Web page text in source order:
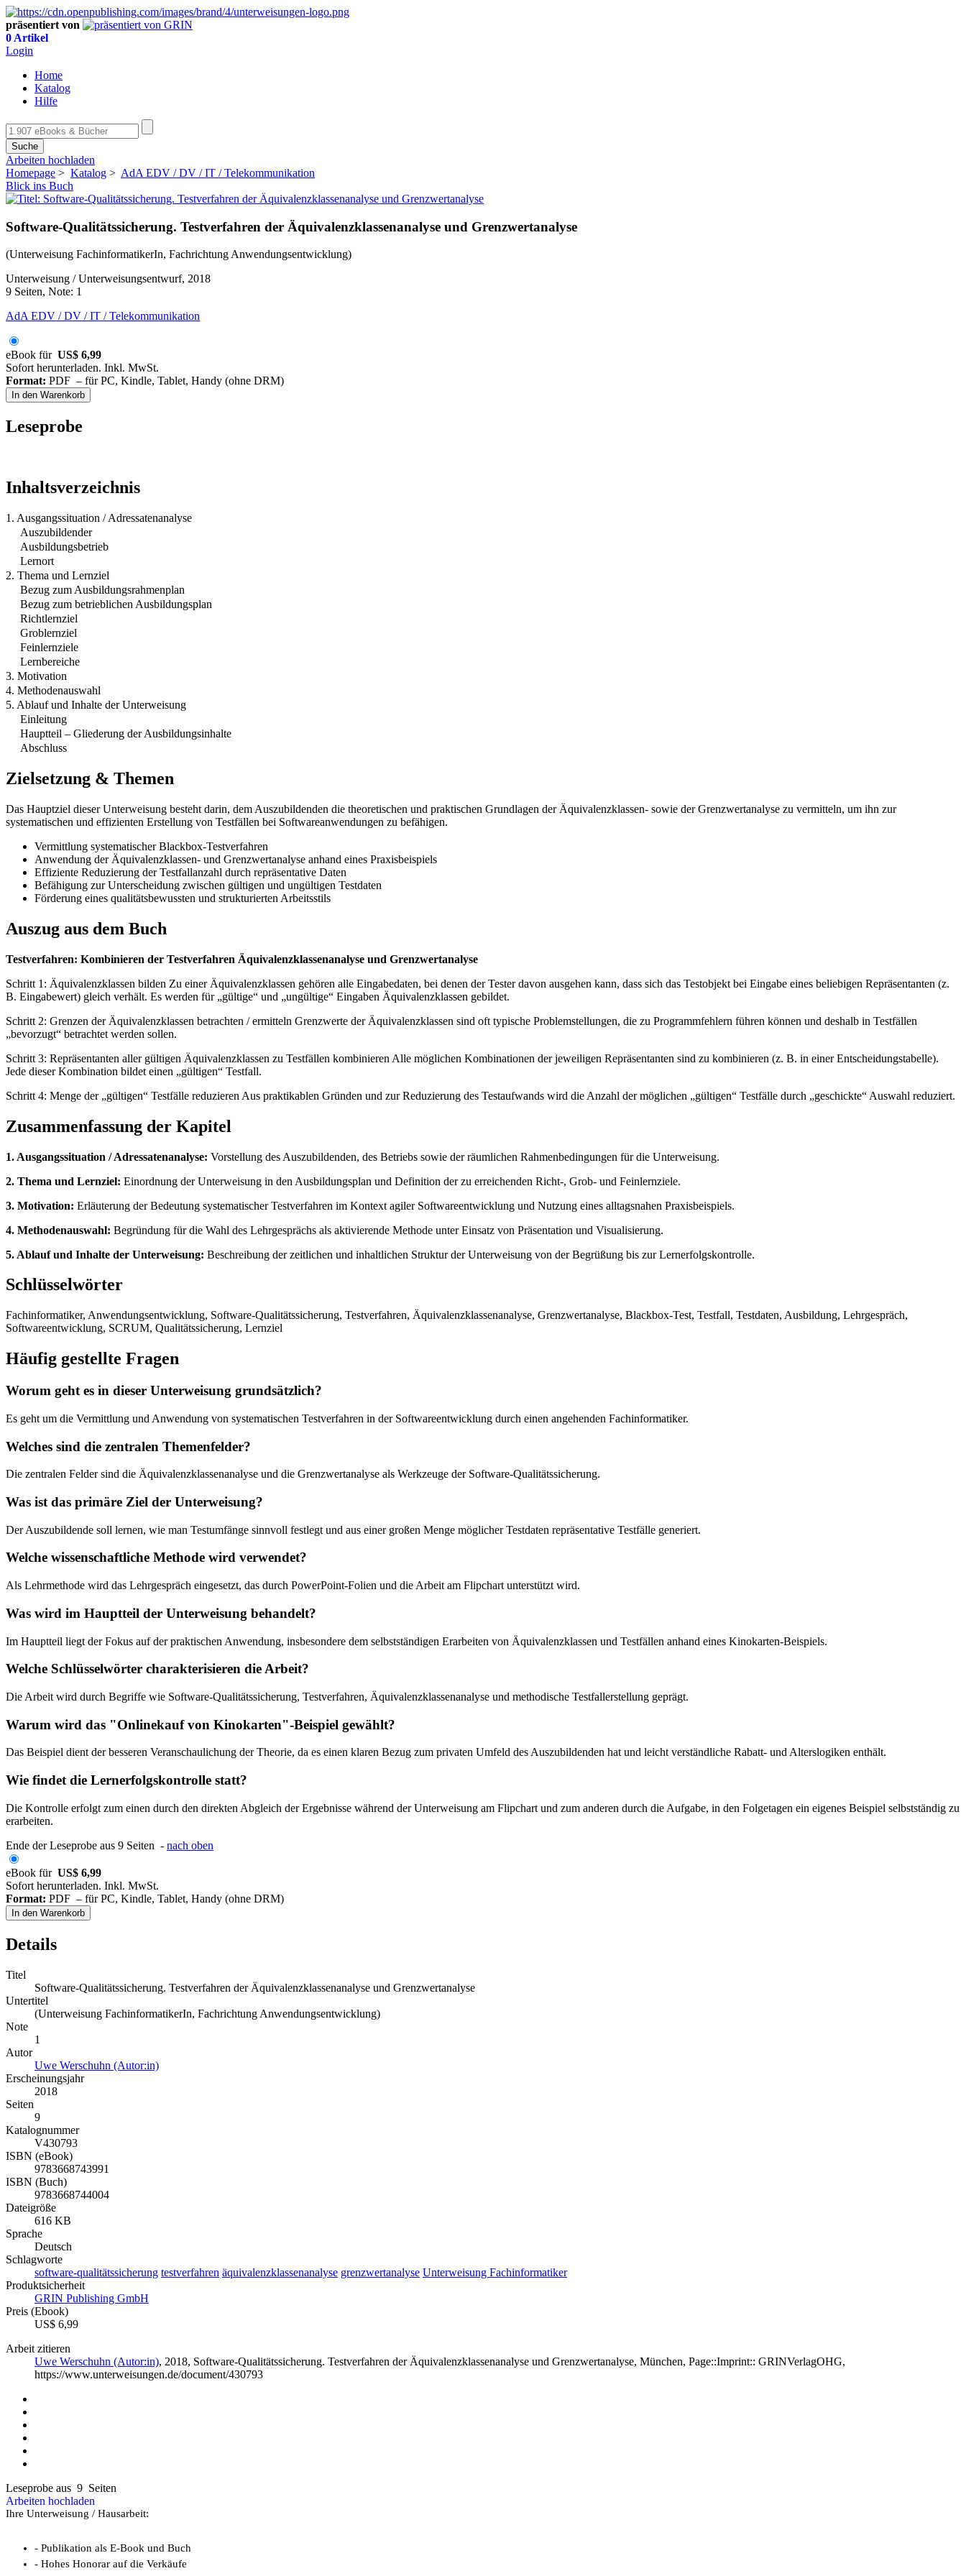
präsentiert von
0 Artikel
Login
Home
Katalog
Hilfe
Suche
Arbeiten hochladen
Homepage > Katalog > AdA EDV / DV / IT / Telekommunikation
Blick ins Buch
Software-Qualitätssicherung. Testverfahren der Äquivalenzklassenanalyse und Grenzwertanalyse
(Unterweisung FachinformatikerIn, Fachrichtung Anwendungsentwicklung)
Unterweisung / Unterweisungsentwurf, 2018
9 Seiten, Note: 1
AdA EDV / DV / IT / Telekommunikation
eBook für US$ 6,99
Sofort herunterladen. Inkl. MwSt.
Format: PDF – für PC, Kindle, Tablet, Handy (ohne DRM)
In den Warenkorb
Leseprobe
Inhaltsverzeichnis
1. Ausgangssituation / Adressatenanalyse
Auszubildender
Ausbildungsbetrieb
Lernort
2. Thema und Lernziel
Bezug zum Ausbildungsrahmenplan
Bezug zum betrieblichen Ausbildungsplan
Richtlernziel
Groblernziel
Feinlernziele
Lernbereiche
3. Motivation
4. Methodenauswahl
5. Ablauf und Inhalte der Unterweisung
Einleitung
Hauptteil – Gliederung der Ausbildungsinhalte
Abschluss
Zielsetzung & Themen
Das Hauptziel dieser Unterweisung besteht darin, dem Auszubildenden die theoretischen und praktischen Grundlagen der Äquivalenzklassen- sowie der Grenzwertanalyse zu vermitteln, um ihn zur
systematischen und effizienten Erstellung von Testfällen bei Softwareanwendungen zu befähigen.
Vermittlung systematischer Blackbox-Testverfahren
Anwendung der Äquivalenzklassen- und Grenzwertanalyse anhand eines Praxisbeispiels
Effiziente Reduzierung der Testfallanzahl durch repräsentative Daten
Befähigung zur Unterscheidung zwischen gültigen und ungültigen Testdaten
Förderung eines qualitätsbewussten und strukturierten Arbeitsstils
Auszug aus dem Buch
Testverfahren: Kombinieren der Testverfahren Äquivalenzklassenanalyse und Grenzwertanalyse
Schritt 1: Äquivalenzklassen bilden Zu einer Äquivalenzklassen gehören alle Eingabedaten, bei denen der Tester davon ausgehen kann, dass sich das Testobjekt bei Eingabe eines beliebigen Repräsentanten (z.
B. Eingabewert) gleich verhält. Es werden für „gültige“ und „ungültige“ Eingaben Äquivalenzklassen gebildet.
Schritt 2: Grenzen der Äquivalenzklassen betrachten / ermitteln Grenzwerte der Äquivalenzklassen sind oft typische Problemstellungen, die zu Programmfehlern führen können und deshalb in Testfällen
„bevorzugt“ betrachtet werden sollen.
Schritt 3: Repräsentanten aller gültigen Äquivalenzklassen zu Testfällen kombinieren Alle möglichen Kombinationen der jeweiligen Repräsentanten sind zu kombinieren (z. B. in einer Entscheidungstabelle).
Jede dieser Kombination bildet einen „gültigen“ Testfall.
Schritt 4: Menge der „gültigen“ Testfälle reduzieren Aus praktikablen Gründen und zur Reduzierung des Testaufwands wird die Anzahl der möglichen „gültigen“ Testfälle durch „geschickte“ Auswahl reduziert.
Zusammenfassung der Kapitel
1. Ausgangssituation / Adressatenanalyse: Vorstellung des Auszubildenden, des Betriebs sowie der räumlichen Rahmenbedingungen für die Unterweisung.
2. Thema und Lernziel: Einordnung der Unterweisung in den Ausbildungsplan und Definition der zu erreichenden Richt-, Grob- und Feinlernziele.
3. Motivation: Erläuterung der Bedeutung systematischer Testverfahren im Kontext agiler Softwareentwicklung und Nutzung eines alltagsnahen Praxisbeispiels.
4. Methodenauswahl: Begründung für die Wahl des Lehrgesprächs als aktivierende Methode unter Einsatz von Präsentation und Visualisierung.
5. Ablauf und Inhalte der Unterweisung: Beschreibung der zeitlichen und inhaltlichen Struktur der Unterweisung von der Begrüßung bis zur Lernerfolgskontrolle.
Schlüsselwörter
Fachinformatiker, Anwendungsentwicklung, Software-Qualitätssicherung, Testverfahren, Äquivalenzklassenanalyse, Grenzwertanalyse, Blackbox-Test, Testfall, Testdaten, Ausbildung, Lehrgespräch,
Softwareentwicklung, SCRUM, Qualitätssicherung, Lernziel
Häufig gestellte Fragen
Worum geht es in dieser Unterweisung grundsätzlich?
Es geht um die Vermittlung und Anwendung von systematischen Testverfahren in der Softwareentwicklung durch einen angehenden Fachinformatiker.
Welches sind die zentralen Themenfelder?
Die zentralen Felder sind die Äquivalenzklassenanalyse und die Grenzwertanalyse als Werkzeuge der Software-Qualitätssicherung.
Was ist das primäre Ziel der Unterweisung?
Der Auszubildende soll lernen, wie man Testumfänge sinnvoll festlegt und aus einer großen Menge möglicher Testdaten repräsentative Testfälle generiert.
Welche wissenschaftliche Methode wird verwendet?
Als Lehrmethode wird das Lehrgespräch eingesetzt, das durch PowerPoint-Folien und die Arbeit am Flipchart unterstützt wird.
Was wird im Hauptteil der Unterweisung behandelt?
Im Hauptteil liegt der Fokus auf der praktischen Anwendung, insbesondere dem selbstständigen Erarbeiten von Äquivalenzklassen und Testfällen anhand eines Kinokarten-Beispiels.
Welche Schlüsselwörter charakterisieren die Arbeit?
Die Arbeit wird durch Begriffe wie Software-Qualitätssicherung, Testverfahren, Äquivalenzklassenanalyse und methodische Testfallerstellung geprägt.
Warum wird das "Onlinekauf von Kinokarten"-Beispiel gewählt?
Das Beispiel dient der besseren Veranschaulichung der Theorie, da es einen klaren Bezug zum privaten Umfeld des Auszubildenden hat und leicht verständliche Rabatt- und Alterslogiken enthält.
Wie findet die Lernerfolgskontrolle statt?
Die Kontrolle erfolgt zum einen durch den direkten Abgleich der Ergebnisse während der Unterweisung am Flipchart und zum anderen durch die Aufgabe, in den Folgetagen ein eigenes Beispiel selbstständig zu
erarbeiten.
Ende der Leseprobe aus 9 Seiten - nach oben
eBook für US$ 6,99
Sofort herunterladen. Inkl. MwSt.
Format: PDF – für PC, Kindle, Tablet, Handy (ohne DRM)
In den Warenkorb
Details
Titel
Software-Qualitätssicherung. Testverfahren der Äquivalenzklassenanalyse und Grenzwertanalyse
Untertitel
(Unterweisung FachinformatikerIn, Fachrichtung Anwendungsentwicklung)
Note
1
Autor
Uwe Werschuhn (Autor:in)
Erscheinungsjahr
2018
Seiten
9
Katalognummer
V430793
ISBN (eBook)
9783668743991
ISBN (Buch)
9783668744004
Dateigröße
616 KB
Sprache
Deutsch
Schlagworte
software-qualitätssicherung testverfahren äquivalenzklassenanalyse grenzwertanalyse Unterweisung Fachinformatiker
Produktsicherheit
GRIN Publishing GmbH
Preis (Ebook)
US$ 6,99
Arbeit zitieren
Uwe Werschuhn (Autor:in), 2018, Software-Qualitätssicherung. Testverfahren der Äquivalenzklassenanalyse und Grenzwertanalyse, München, Page::Imprint:: GRINVerlagOHG,
https://www.unterweisungen.de/document/430793
Leseprobe aus 9 Seiten
Arbeiten hochladen
Ihre Unterweisung / Hausarbeit:
- Publikation als E-Book und Buch
- Hohes Honorar auf die Verkäufe